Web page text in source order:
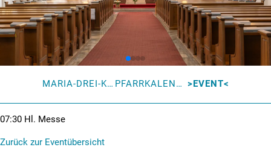
MARIA-DREI-KIRCHEN PFARRKALENDER EVENT
07:30 Hl. Messe
Zurück zur Eventübersicht